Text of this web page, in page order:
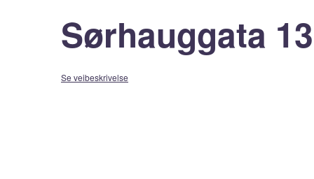
Sørhauggata
Se veibeskrivelse